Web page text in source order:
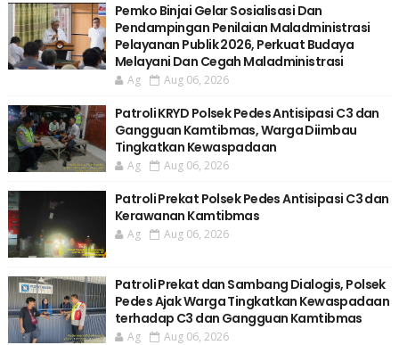
Pemko Binjai Gelar Sosialisasi Dan
Pendampingan Penilaian Maladministrasi
Pelayanan Publik 2026, Perkuat Budaya
Melayani Dan Cegah Maladministrasi
Ag Aug 06, 2026
Patroli KRYD Polsek Pedes Antisipasi C3 dan
Gangguan Kamtibmas, Warga Diimbau
Tingkatkan Kewaspadaan
Ag Aug 06, 2026
Patroli Prekat Polsek Pedes Antisipasi C3 dan
Kerawanan Kamtibmas
Ag Aug 06, 2026
Patroli Prekat dan Sambang Dialogis, Polsek
Pedes Ajak Warga Tingkatkan Kewaspadaan
terhadap C3 dan Gangguan Kamtibmas
Ag Aug 06, 2026